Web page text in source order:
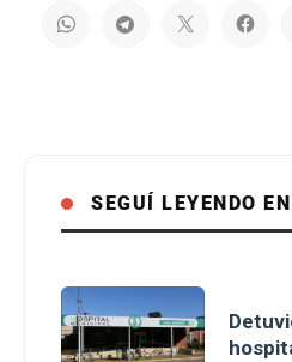
SEGUÍ LEYENDO